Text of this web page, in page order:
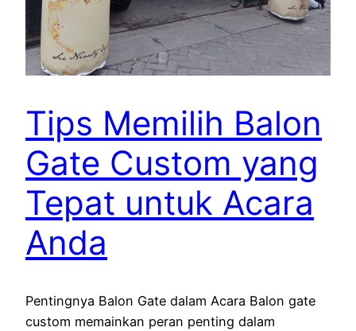
Tips Memilih Balon
Gate Custom yang
Tepat untuk Acara
Anda
Pentingnya Balon Gate dalam Acara Balon gate
custom memainkan peran penting dalam